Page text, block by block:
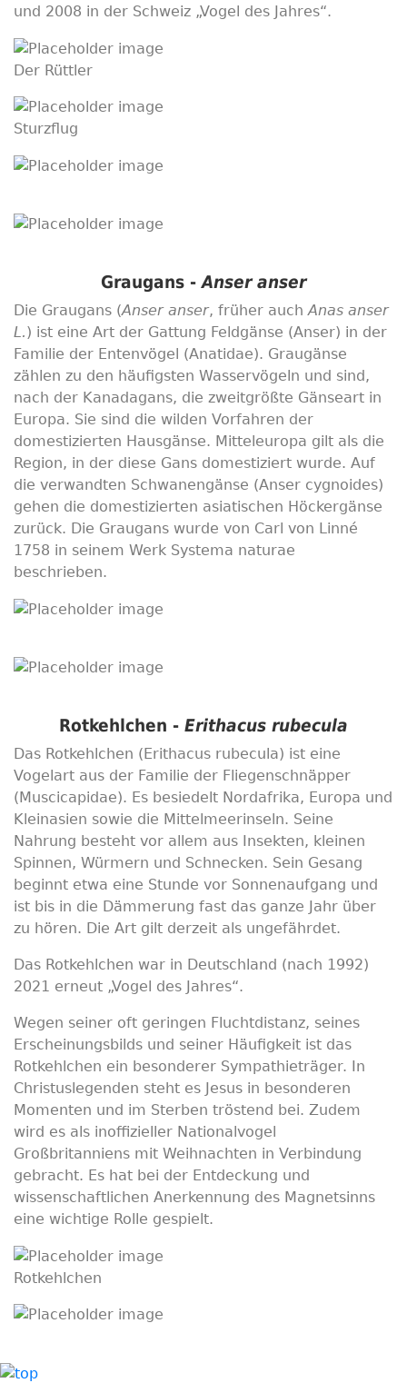
und 2008 in der Schweiz „Vogel des Jahres“.
Der Rüttler
Sturzflug
Graugans -Anser anser
Die Graugans (Anser anser, früher auchAnas anser
L.) ist eine Art der Gattung Feldgänse (Anser) in der
Familie der Entenvögel (Anatidae). Graugänse
zählen zu den häufigsten Wasservögeln und sind,
nach der Kanadagans, die zweitgrößte Gänseart in
Europa. Sie sind die wilden Vorfahren der
domestizierten Hausgänse. Mitteleuropa gilt als die
Region, in der diese Gans domestiziert wurde. Auf
die verwandten Schwanengänse (Anser cygnoides)
gehen die domestizierten asiatischen Höckergänse
zurück. Die Graugans wurde von Carl von Linné
1758 in seinem Werk Systema naturae
beschrieben.
Rotkehlchen - Erithacus rubecula
Das Rotkehlchen (Erithacus rubecula) ist eine
Vogelart aus der Familie der Fliegenschnäpper
(Muscicapidae). Es besiedelt Nordafrika, Europa und
Kleinasien sowie die Mittelmeerinseln. Seine
Nahrung besteht vor allem aus Insekten, kleinen
Spinnen, Würmern und Schnecken. Sein Gesang
beginnt etwa eine Stunde vor Sonnenaufgang und
ist bis in die Dämmerung fast das ganze Jahr über
zu hören. Die Art gilt derzeit als ungefährdet.
Das Rotkehlchen war in Deutschland (nach 1992)
2021 erneut „Vogel des Jahres“.
Wegen seiner oft geringen Fluchtdistanz, seines
Erscheinungsbilds und seiner Häufigkeit ist das
Rotkehlchen ein besonderer Sympathieträger. In
Christuslegenden steht es Jesus in besonderen
Momenten und im Sterben tröstend bei. Zudem
wird es als inoffizieller Nationalvogel
Großbritanniens mit Weihnachten in Verbindung
gebracht. Es hat bei der Entdeckung und
wissenschaftlichen Anerkennung des Magnetsinns
eine wichtige Rolle gespielt.
Rotkehlchen